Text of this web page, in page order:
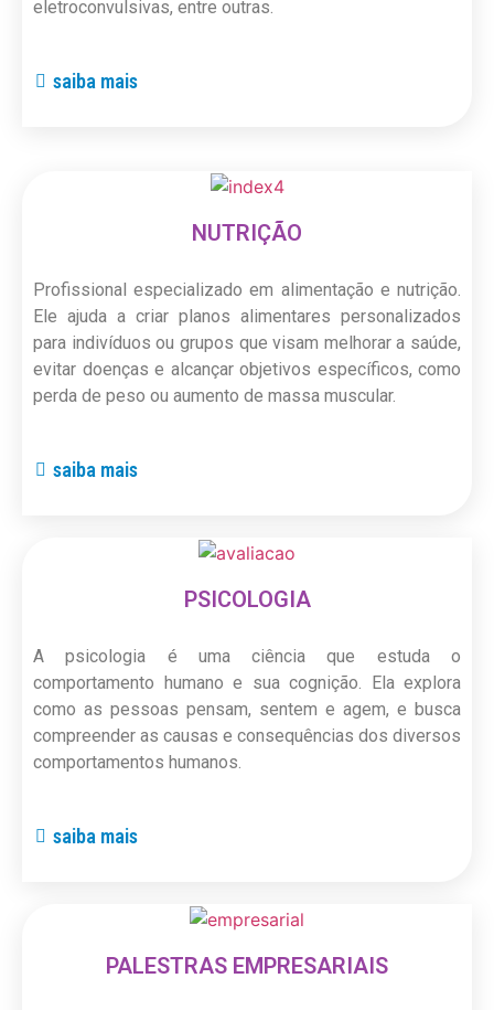
eletroconvulsivas, entre outras.
saiba mais
NUTRIÇÃO
Profissional especializado em alimentação e nutrição.
Ele ajuda a criar planos alimentares personalizados
para indivíduos ou grupos que visam melhorar a saúde,
evitar doenças e alcançar objetivos específicos, como
perda de peso ou aumento de massa muscular.
saiba mais
PSICOLOGIA
A psicologia é uma ciência que estuda o
comportamento humano e sua cognição. Ela explora
como as pessoas pensam, sentem e agem, e busca
compreender as causas e consequências dos diversos
comportamentos humanos.
saiba mais
PALESTRAS EMPRESARIAIS